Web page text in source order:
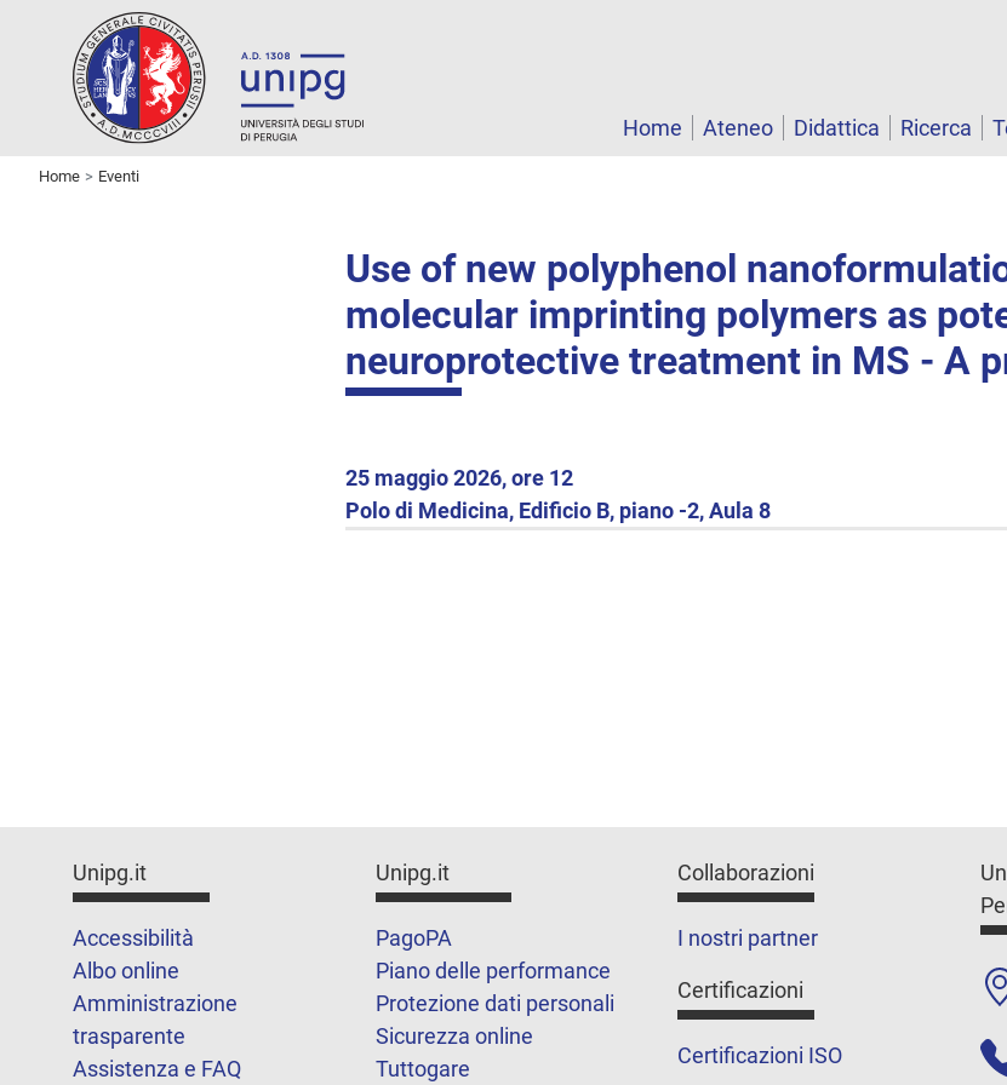
Home
Ateneo Didattica Ricerca
Home Eventi
Use of new polyphenol
molecular imprinting polymers as
neuroprotective treatment in MS - A
25 maggio 2026, ore 12
Polo di Medicina, Edificio B, piano -2, Aula 8
Unipg.it
Accessibilità
Albo online
Amministrazione
trasparente
Assistenza e FAQ
Unipg.it
PagoPA
Piano delle performance
Protezione dati personali
Sicurezza online
Tuttogare
Collaborazioni
I nostri partner
Certificazioni
Certificazioni ISO